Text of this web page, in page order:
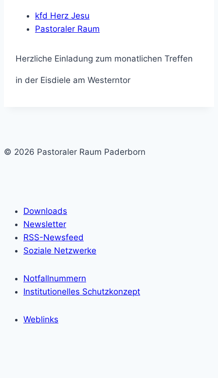
kfd Herz Jesu
Pastoraler Raum
Herzliche Einladung zum monatlichen Treffen
in der Eisdiele am Westerntor
© 2026 Pastoraler Raum Paderborn
Downloads
Newsletter
RSS-Newsfeed
Soziale Netzwerke
Notfallnummern
Institutionelles Schutzkonzept
Weblinks